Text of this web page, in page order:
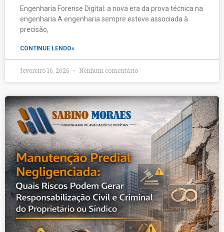
Engenharia Forense Digital: a nova era da prova técnica na
engenharia A engenharia sempre esteve associada à
precisão,
CONTINUE LENDO»
fevereiro 16, 2026 Nenhum comentário